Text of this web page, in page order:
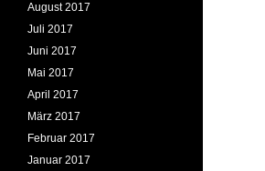
August 2017
Juli 2017
Juni 2017
Mai 2017
April 2017
März 2017
Februar 2017
Januar 2017